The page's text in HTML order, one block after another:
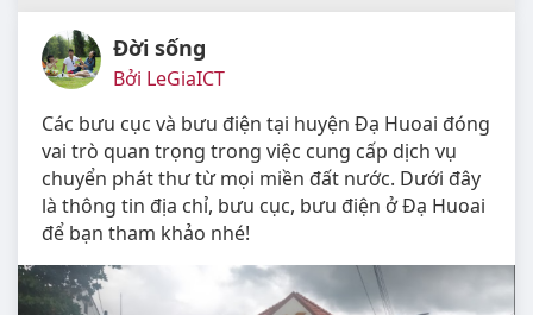
Đời sống
Bởi LeGiaICT
Các bưu cục và bưu điện tại huyện Đạ Huoai đóng
vai trò quan trọng trong việc cung cấp dịch vụ
chuyển phát thư từ mọi miền đất nước. Dưới đây
là thông tin địa chỉ, bưu cục, bưu điện ở Đạ Huoai
để bạn tham khảo nhé!